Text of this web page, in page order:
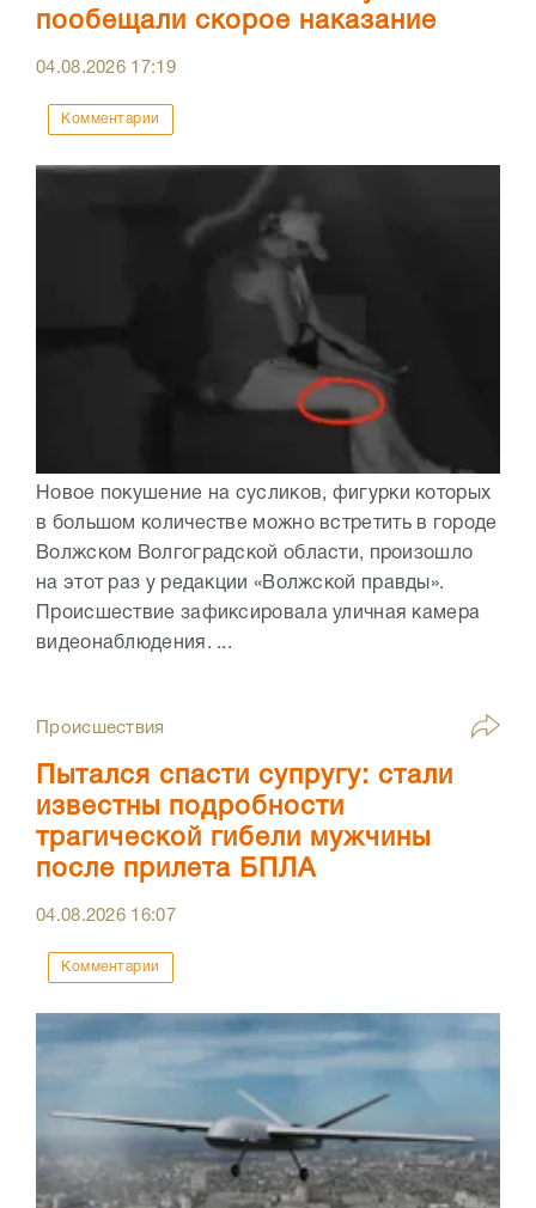
пообещали скорое наказание
04.08.2026 17:19
Комментарии
Новое покушение на сусликов, фигурки которых
в большом количестве можно встретить в городе
Волжском Волгоградской области, произошло
на этот раз у редакции «Волжской правды».
Происшествие зафиксировала уличная камера
видеонаблюдения. ...
Происшествия
Пытался спасти супругу: стали
известны подробности
трагической гибели мужчины
после прилета БПЛА
04.08.2026 16:07
Комментарии